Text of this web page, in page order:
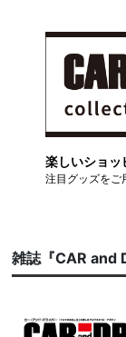
楽しいショッ
注目グッズをご
雑誌『CAR and